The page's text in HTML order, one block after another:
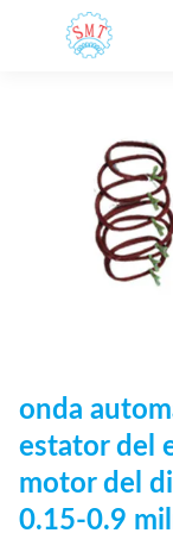
onda
estator del
motor del
0.15-0.9